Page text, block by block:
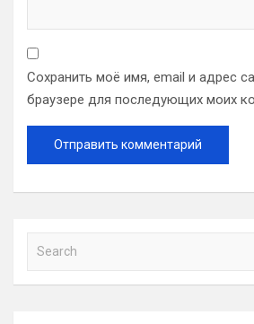
Сохранить моё имя, email и адрес
браузере для последующих моих
a